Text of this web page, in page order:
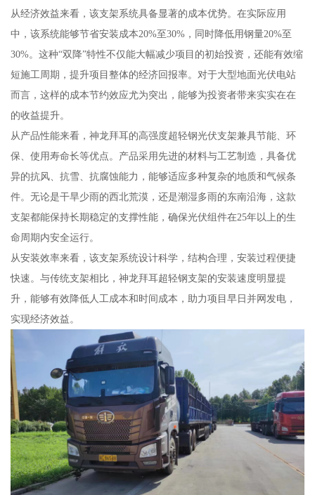
从经济效益来看，该支架系统具备显著的成本优势。在实际应用
中，该系统能够节省安装成本20%至30%，同时降低用钢量20%至
30%。这种“双降”特性不仅能大幅减少项目的初始投资，还能有效缩
短施工周期，提升项目整体的经济回报率。对于大型地面光伏电站
而言，这样的成本节约效应尤为突出，能够为投资者带来实实在在
的收益提升。
从产品性能来看，神龙拜耳的高强度超轻钢光伏支架兼具节能、环
保、使用寿命长等优点。产品采用先进的材料与工艺制造，具备优
异的抗风、抗雪、抗腐蚀能力，能够适应多种复杂的地质和气候条
件。无论是干旱少雨的西北荒漠，还是潮湿多雨的东南沿海，这款
支架都能保持长期稳定的支撑性能，确保光伏组件在25年以上的生
命周期内安全运行。
从安装效率来看，该支架系统设计科学，结构合理，安装过程便捷
快速。与传统支架相比，神龙拜耳超轻钢支架的安装速度明显提
升，能够有效降低人工成本和时间成本，助力项目早日并网发电，
实现经济效益。